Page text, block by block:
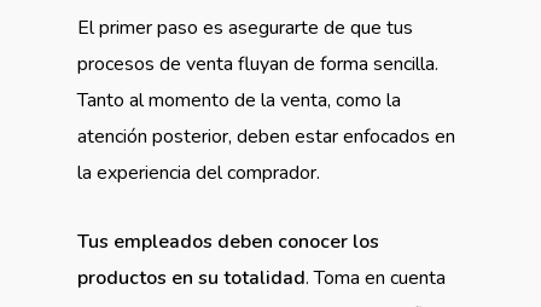
El primer paso es asegurarte de que tus
procesos de venta fluyan de forma sencilla.
Tanto al momento de la venta, como la
atención posterior, deben estar enfocados en
la experiencia del comprador.
Tus empleados deben conocer los
productos en su totalidad. Toma en cuenta